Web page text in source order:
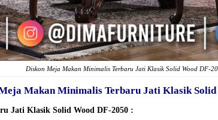
Diskon Meja Makan Minimalis Terbaru Jati Klasik Solid Wood DF-
Makan Minimalis Terbaru Jati Klasik Solid
Jati Klasik Solid Wood DF-2050 :